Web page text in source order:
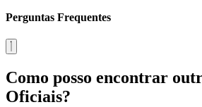
Perguntas Frequentes
Como posso encontrar
Oficiais?